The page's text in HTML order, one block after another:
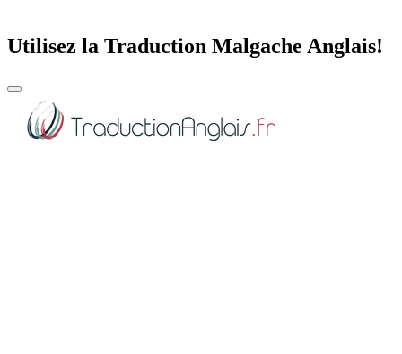
Utilisez la Traduction Malgache Anglais!